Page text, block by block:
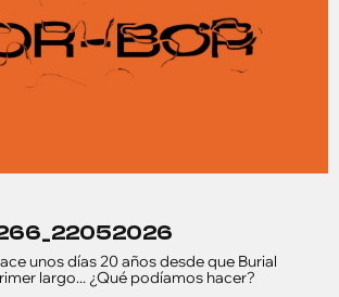
unos días 20 años desde que Burial
largo... ¿Qué podíamos hacer?